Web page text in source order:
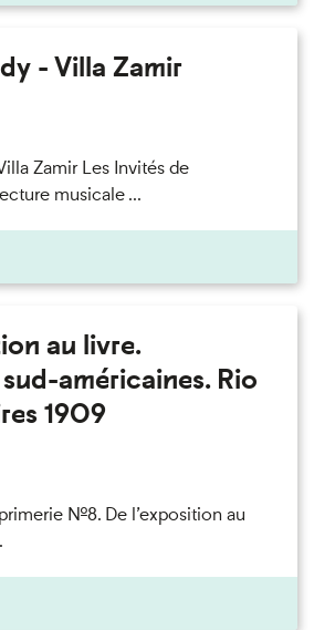
- Villa Zamir
Zamir Les Invités de
musicale ...
au livre.
américaines. Rio
1909
n°8. De l’exposition au